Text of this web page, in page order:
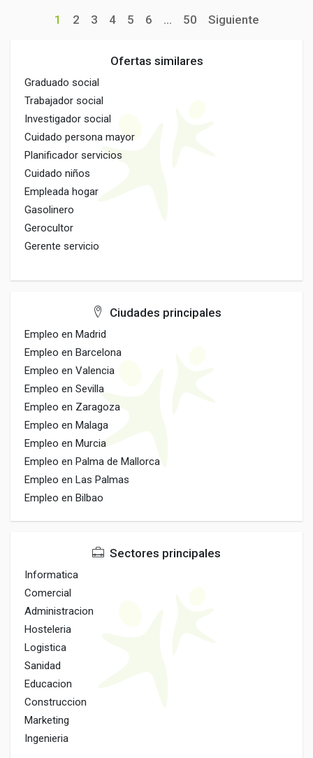
1 2 3 4 5 6 ... 50 Siguiente
Ofertas similares
Graduado social
Trabajador social
Investigador social
Cuidado persona mayor
Planificador servicios
Cuidado niños
Empleada hogar
Gasolinero
Gerocultor
Gerente servicio
Ciudades principales
Empleo en Madrid
Empleo en Barcelona
Empleo en Valencia
Empleo en Sevilla
Empleo en Zaragoza
Empleo en Malaga
Empleo en Murcia
Empleo en Palma de Mallorca
Empleo en Las Palmas
Empleo en Bilbao
Sectores principales
Informatica
Comercial
Administracion
Hosteleria
Logistica
Sanidad
Educacion
Construccion
Marketing
Ingenieria